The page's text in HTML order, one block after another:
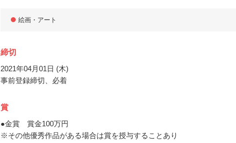
絵画・アート
締切
2021年04月01日 (木)
事前登録締切、必着
賞
●金賞 賞金100万円
※その他優秀作品がある場合は賞を授与することあり